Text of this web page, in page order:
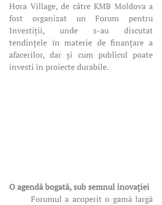
Hora Village, de către KMB Moldova a
fost organizat un Forum pentru
Investiții, unde s-au discutat
tendințele în materie de finanțare a
afacerilor, dar și cum publicul poate
investi în proiecte durabile.
O agendă bogată, sub semnul inovației